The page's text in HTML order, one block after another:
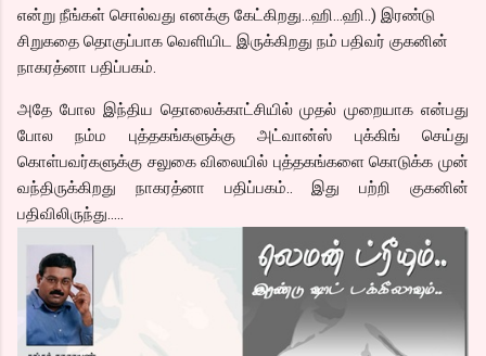
என்று நீங்கள் சொல்வது எனக்கு கேட்கிறது…ஹி…ஹி..) இரண்டு
சிறுகதை தொகுப்பாக வெளியிட இருக்கிறது நம் பதிவர் குகனின்
நாகரத்னா பதிப்பகம்.
அதே போல இந்திய தொலைக்காட்சியில் முதல் முறையாக என்பது
போல நம்ம புத்தகங்களுக்கு அட்வான்ஸ் புக்கிங் செய்து
கொள்பவர்களுக்கு சலுகை விலையில் புத்தகங்களை கொடுக்க முன்
வந்திருக்கிறது நாகரத்னா பதிப்பகம்.. இது பற்றி குகனின்
பதிவிலிருந்து…..